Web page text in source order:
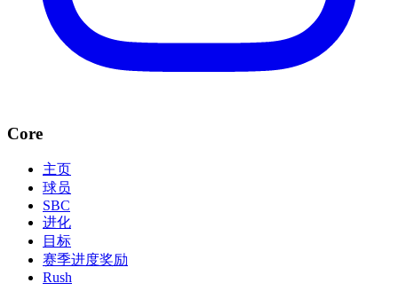
Core
主页
球员
SBC
进化
目标
赛季进度奖励
Rush